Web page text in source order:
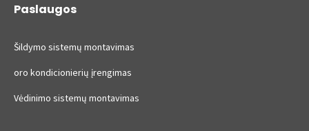
Paslaugos
Šildymo sistemų montavimas
oro kondicionierių įrengimas
Vėdinimo sistemų montavimas